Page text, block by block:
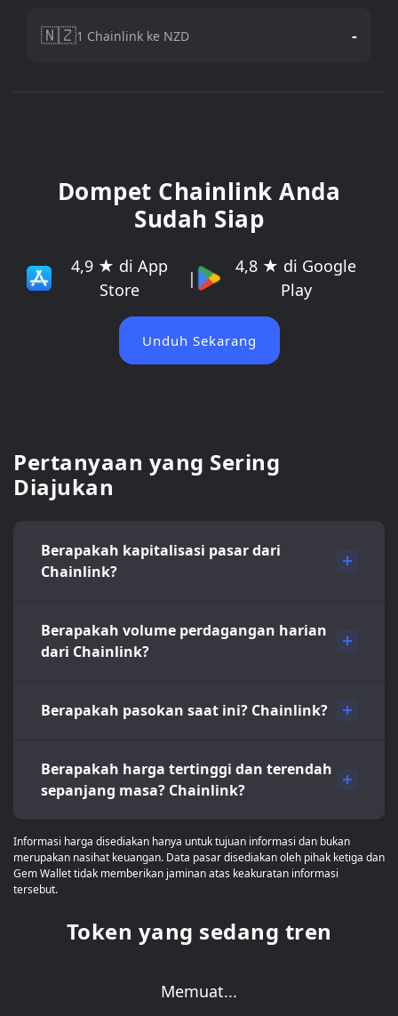
🇳🇿1 Chainlink ke NZD -
Dompet Chainlink Anda
Sudah Siap
4,9 ★ di App
Store
|
4,8 ★ di Google
Play
Unduh Sekarang
Pertanyaan yang Sering
Diajukan
Berapakah kapitalisasi pasar dari
Chainlink?
Berapakah volume perdagangan harian
dari Chainlink?
Berapakah pasokan saat ini? Chainlink?
Berapakah harga tertinggi dan terendah
sepanjang masa? Chainlink?
Informasi harga disediakan hanya untuk tujuan informasi dan bukan
merupakan nasihat keuangan. Data pasar disediakan oleh pihak ketiga dan
Gem Wallet tidak memberikan jaminan atas keakuratan informasi
tersebut.
Token yang sedang tren
Memuat...